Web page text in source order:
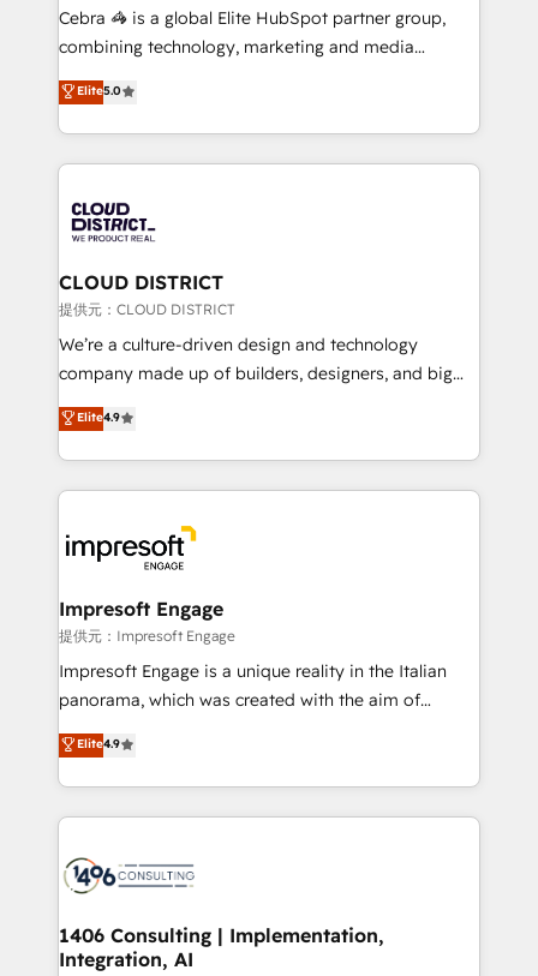
boost with a new HubSpot site Recognized leaders:
🏆 HubSpot Platform Migration Impact Award 🏆
Inbound Campaign of the Year 🏆 Gold AVA Digital
Award for Best Website 🌟 Accreditations: CRM
Cebra 🦓 is a global Elite HubSpot partner group,
combining technology, marketing and media
expertise across Latin America and Southern
Europe, with teams across 7 countries. Born in Chile,
we combine local insight with international reach to
help businesses grow through technology, creativity,
500+ HubSpot implementations, building end-to-
end solutions that integrate CRM, AI automation,
inbound and loop marketing, content, and digital
creativity. Our multicultural team works in Spanish,
Portuguese, and English to design scalable strategies
that drive measurable growth. 🌎 Highlights: • 10+
Platform Migration Excellence. • Top 3 Partner of the
Year LATAM 2022, 2023, 2024, 2025. • Partner of the
business with HubSpot? Let Cebra’s experts help
you grow faster, smarter, and with impact.
Elite5.0
CLOUD DISTRICT
提供元：CLOUD DISTRICT
We’re a culture-driven design and technology
company made up of builders, designers, and big
thinkers. We blend strategy, design, and
development—always fueled by curiosity—to turn
ideas, opportunities, and challenges into meaningful
experiences. To us, technology is more than just
and—most importantly—simple. That’s why we lean
into bold ideas and shape them into thoughtful
products and strategies that actually make a
difference.
Elite4.9
Impresoft Engage
提供元：Impresoft Engage
Impresoft Engage is a unique reality in the Italian
panorama, which was created with the aim of
putting Customer Experience at the center by
creating digital environments capable of integrating
people, processes and data. We offer the best
digital solutions on the market, ranging from CRM
marketing automation to online and offline sales
allowing companies to optimize processes and meet
the needs of the customer. We are part of Impresoft
Elite4.9
1406 Consulting | Implementation,
Integration, AI